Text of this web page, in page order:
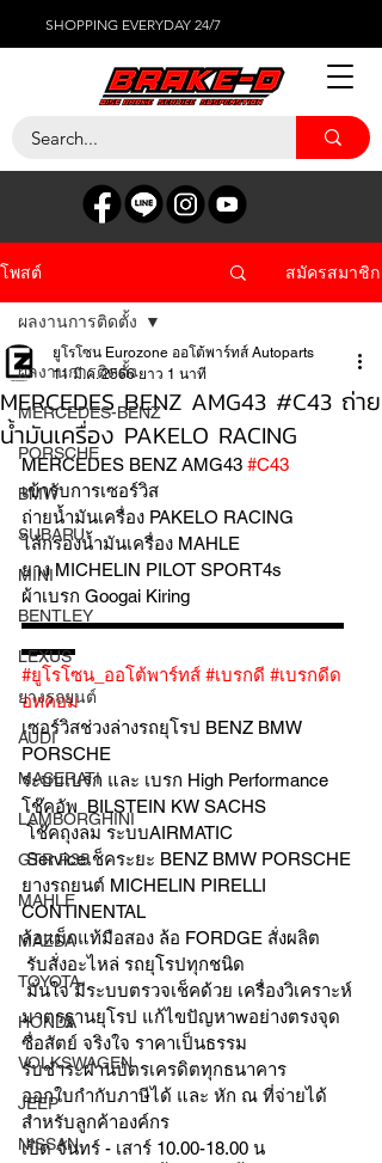
SHOPPING EVERYDAY 24/7
โพสต์ สมัครสมาชิก
ผลงานการติดตั้ง
MERCEDES-BENZ
PORSCHE
BMW
SUBARU
MINI
BENTLEY
LEXUS
ยางรถยนต์
AUDI
MASERATI
LAMBORGHINI
GTR R35
MAHLE
MAZDA
TOYOTA
HONDA
VOLKSWAGEN
JEEP
NISSAN
ผลงานการติดตั้ง
MERCEDES BENZ AMG43 #C43 ถ่าย
น้ำมันเครื่อง PAKELO RACING
ยูโรโซน Eurozone ออโต้พาร์ทส์ Autoparts
11 มี.ค. 2566 ยาว 1 นาที
MERCEDES BENZ AMG43 #C43
เข้ารับการเซอร์วิส
ถ่ายน้ำมันเครื่อง PAKELO RACING
ไส้กรองน้ำมันเครื่อง MAHLE
ยาง MICHELIN PILOT SPORT4s
ผ้าเบรก Googai Kiring
▬▬▬▬▬▬▬▬▬▬▬▬▬▬▬▬▬▬
▬▬▬
#ยูโรโซน_ออโต้พาร์ทส์ #เบรกดี #เบรกดีด
อทคอม
เซอร์วิสช่วงล่างรถยุโรป BENZ BMW
PORSCHE
ระบบเบรก และ เบรก High Performance
โช๊คอัพ  BILSTEIN KW SACHS
โช๊คถุงลม ระบบAIRMATIC
Serviceเช็คระยะ BENZ BMW PORSCHE
ยางรถยนต์ MICHELIN PIRELLI
CONTINENTAL
ล้อแม็กแท้มือสอง ล้อ FORDGE สั่งผลิต
รับสั่งอะไหล่ รถยุโรปทุกชนิด
มั่นใจ มีระบบตรวจเช็คด้วย เครื่องวิเคราะห์
มาตรฐานยุโรป แก้ไขปัญหาwอย่างตรงจุด
ซื่อสัตย์ จริงใจ ราคาเป็นธรรม
รับชำระผ่านบัตรเครดิตทุกธนาคาร
ออกใบกำกับภาษีได้ และ หัก ณ ที่จ่ายได้
สำหรับลูกค้าองค์กร
เปิด จันทร์ - เสาร์ 10.00-18.00 น